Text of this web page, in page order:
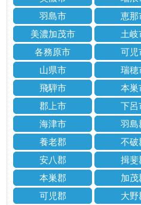
羽島市
恵那
美濃加茂市
土岐
各務原市
可児
山県市
瑞穂
飛騨市
本巣
郡上市
下呂
海津市
羽島
養老郡
不破
安八郡
揖斐
本巣郡
加茂
可児郡
大野